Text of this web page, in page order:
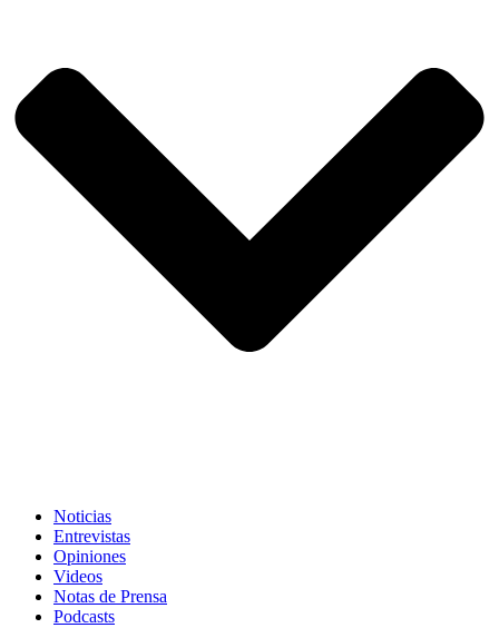
Noticias
Entrevistas
Opiniones
Videos
Notas de Prensa
Podcasts